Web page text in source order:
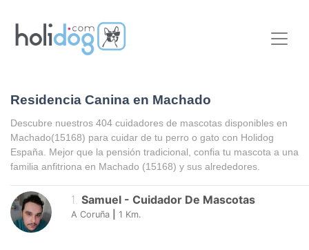
Residencia Canina en Machado
Descubre nuestros 404 cuidadores de mascotas disponibles en
Machado(15168) para cuidar de tu perro o gato con Holidog
España. Mejor que la pensión tradicional, confia tu mascota a una
familia anfitriona en Machado (15168) y sus alrededores.
1 Samuel - Cuidador De Mascotas
A Coruña 1 Km.